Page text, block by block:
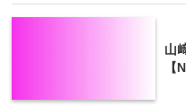
山
【